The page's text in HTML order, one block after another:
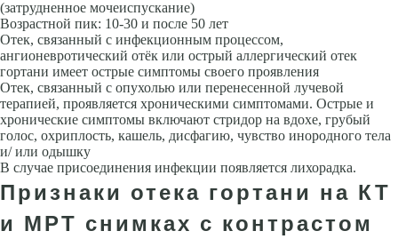
(затрудненное мо­чеиспускание)
Возрастной пик: 10-30 и после 50 лет
Отек, связанный с инфекционным процессом,
ангионевротический отёк или острый аллергический отек
гортани имеет острые симптомы своего проявления
Отек, связанный с опухолью или перенесенной лучевой
терапией, проявляется хроническими симпто­мами. Острые и
хронические симптомы включают стридор на вдохе, гру­бый
голос, охриплость, кашель, дисфагию, чувство инородного тела
и/ или одышку
В случае присоединения инфекции появляется лихорадка.
Признаки отека гортани на КТ
и МРТ снимках с контрастом